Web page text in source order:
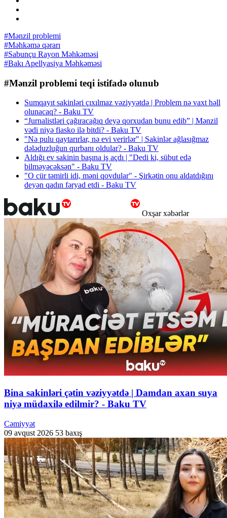
#Mənzil problemi
#Məhkəmə qərarı
#Sabunçu Rayon Məhkəməsi
#Bakı Apellyasiya Məhkəməsi
#Mənzil problemi teqi istifadə olunub
Sumqayıt sakinləri çıxılmaz vəziyyətdə | Problem nə vaxt həll
olunacaq? - Baku TV
“Jurnalistləri çağıracağıq deyə qorxudan bunu edib” | Mənzil
vədi niyə fiasko ilə bitdi? - Baku TV
"Nə pulu qaytarırlar, nə evi verirlər" | Sakinlər ağlasığmaz
dələduzluğun qurbanı oldular? - Baku TV
Aldığı ev sakinin başına iş açdı | "Dedi ki, sübut edə
bilməyəcəksən" - Baku TV
"O cür təmirli idi, məni qovdular" - Şirkətin onu aldatdığını
deyən qadın fəryad etdi - Baku TV
Oxşar xəbərlər
Bina sakinləri çətin vəziyyətdə | Damdan axan suya
niyə müdaxilə edilmir? - Baku TV
Cəmiyyət
09 avqust 2026 53 baxış